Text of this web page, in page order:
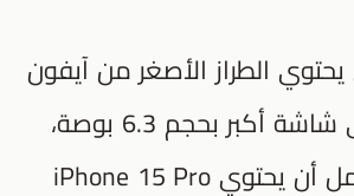
الطراز الأصغر من آيفون
16 برو أيضًا على شاشة أكبر بحجم 6.3 بوصة،
بينما من المحتمل أن يحتوي iPhone 15 Pro